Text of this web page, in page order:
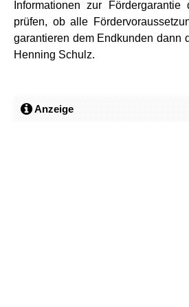
Informationen zur
prüfen, ob alle
garantieren dem Endkunden dann
Henning Schulz.
Anzeige